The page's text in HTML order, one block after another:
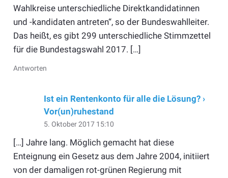
Wahlkreise unterschiedliche Direktkandidatinnen
und -kandidaten antreten“, so der Bundeswahlleiter.
Das heißt, es gibt 299 unterschiedliche Stimmzettel
für die Bundestagswahl 2017. […]
Antworten
Ist ein Rentenkonto für alle die Lösung? ›
Vor(un)ruhestand
5. Oktober 2017 15:10
[…] Jahre lang. Möglich gemacht hat diese
Enteignung ein Gesetz aus dem Jahre 2004, initiiert
von der damaligen rot-grünen Regierung mit